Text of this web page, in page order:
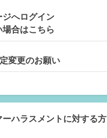
ジへログイン
合はこちら
変更のお願い
ーハラスメントに対する方